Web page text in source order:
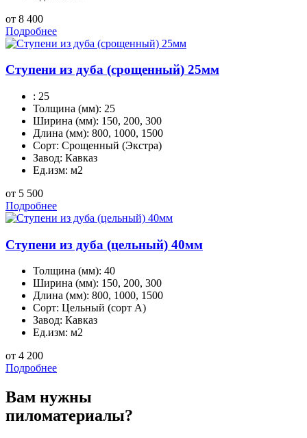
от 8 400
Подробнее
Ступени из дуба (срощенный) 25мм
: 25
Толщина (мм): 25
Ширина (мм): 150, 200, 300
Длина (мм): 800, 1000, 1500
Сорт: Срощенный (Экстра)
Завод: Кавказ
Ед.изм: м2
от 5 500
Подробнее
Ступени из дуба (цельный) 40мм
Толщина (мм): 40
Ширина (мм): 150, 200, 300
Длина (мм): 800, 1000, 1500
Сорт: Цельный (сорт А)
Завод: Кавказ
Ед.изм: м2
от 4 200
Подробнее
Вам нужны
пиломатериалы?